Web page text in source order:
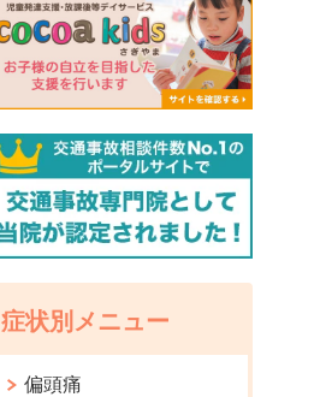
症状別メニュー
偏頭痛